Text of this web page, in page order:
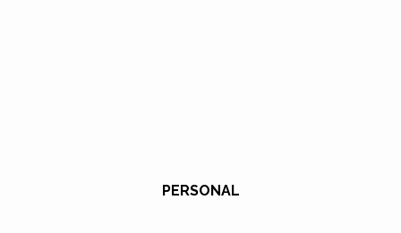
PERSONAL